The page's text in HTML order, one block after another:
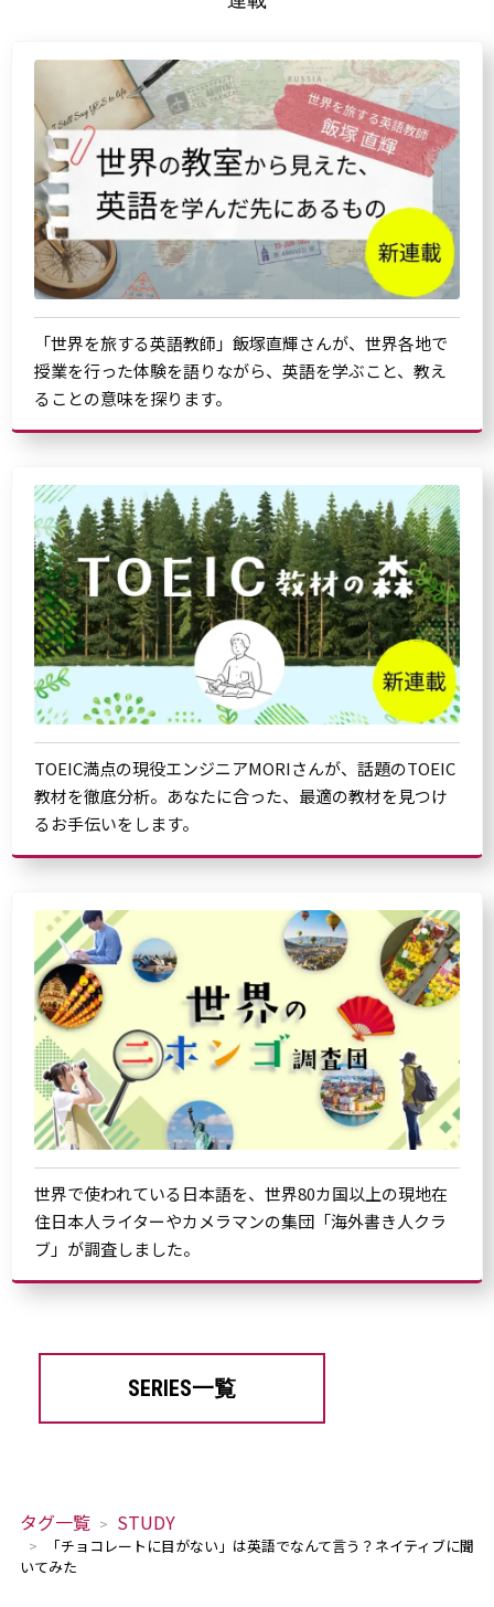
「世界を旅する英語教師」飯塚直輝さんが、世界各地で
授業を行った体験を語りながら、英語を学ぶこと、教え
ることの意味を探ります。
TOEIC満点の現役エンジニアMORIさんが、話題のTOEIC
教材を徹底分析。あなたに合った、最適の教材を見つけ
るお手伝いをします。
世界で使われている日本語を、世界80カ国以上の現地在
住日本人ライターやカメラマンの集団「海外書き人クラ
ブ」が調査しました。
SERIES一覧
タグ一覧 STUDY
「チョコレートに目がない」は英語でなんて言う？ネイティブに聞
いてみた